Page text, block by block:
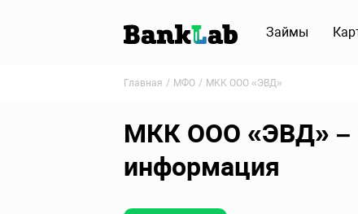
Займы
Главная МФО МКК ООО «ЭВД»
МКК ООО «ЭВД» –
информация